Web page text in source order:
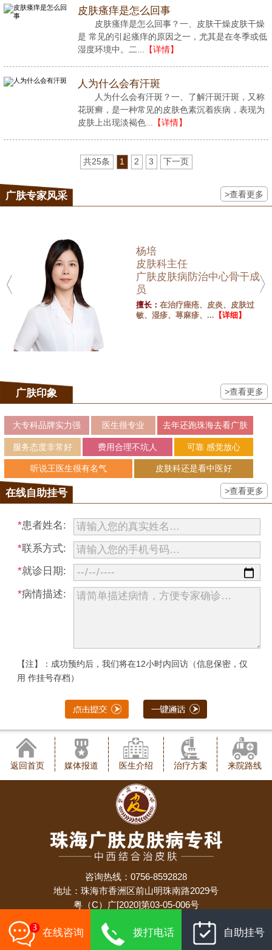
皮肤瘙痒是怎么回事
皮肤瘙痒是怎么回事？一、皮肤干燥皮肤干燥
是 常见的引起瘙痒的原因之一，尤其是在冬季或低
湿度环境中。二...
【详情】
人为什么会有汗斑
人为什么会有汗斑？一、了解汗斑汗斑，又称
花斑癣，是一种常见的皮肤色素沉着疾病，表现为
皮肤上出现淡褐色... 【详情】
共25条 1 2 3 下一页
广肤专家风采 >查看更多
杨培
皮肤科主任
广肤皮肤病防治中心骨干成
员
擅长：在治疗痤疮、皮炎、皮肤过
敏、湿疹、荨麻疹、... 【详细】
广肤印象 >查看更多
大专科品牌实力强 医生很专业 去年还跑珠海去看广肤
服务态度非常好 费用合理不坑人 可靠 感觉放心
听说王医生很有名气 皮肤科还是看中医好
在线自助挂号 >查看更多
*患者姓名:
*联系方式:
*就诊日期:
*病情描述:
【注】：成功预约后，我们将在12小时内回访（信息保密，仅
用 作挂号存档）
返回首页 媒体报道 医生介绍 治疗方案 来院路线
咨询热线：0756-8592828
地址：珠海市香洲区前山明珠南路2029号
粤（C）广[2020]第03-05-006号
在线咨询 拨打电话 自助挂号